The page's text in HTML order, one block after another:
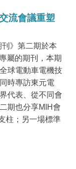
流會議重塑
刊》第二期於本
屬的期刊，本期
球電動車電機技
時專訪東元電
代表、從不同會
期也分享MIH會
柱；另一場標準